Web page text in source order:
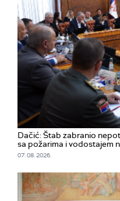
Dačić: Štab zabranio
sa požarima i vodostajem
07. 08. 2026.